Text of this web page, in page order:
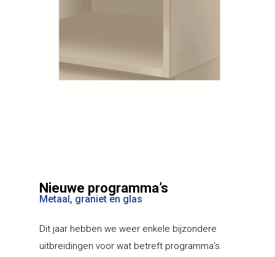
Nieuwe programma’s
Metaal, graniet en glas
Dit jaar hebben we weer enkele bijzondere
uitbreidingen voor wat betreft programma’s.